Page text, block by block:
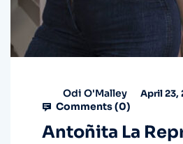
Odi O'Malley April 23,
Comments (0)
Antoñita La